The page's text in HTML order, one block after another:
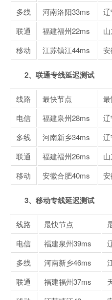
多线
河南洛阳33ms
联通
福建福州22ms
移动
江苏镇江44ms
2、联通专线延迟测试
线路 最快节点
电信
福建泉州28ms
多线
河南新乡34ms
联通
福建福州26ms
移动
安徽合肥40ms
3、移动专线延迟测试
线路 最快节点
电信
福建泉州39ms
多线
河南新乡46ms
联通
福建福州37ms